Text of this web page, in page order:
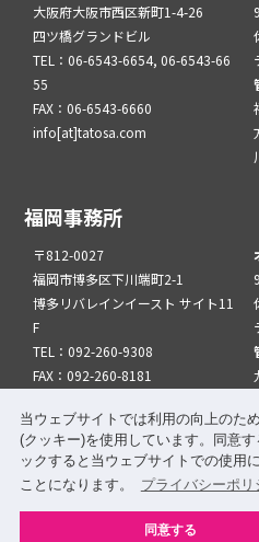
当ウェブサイトでは利用の向上のた
(クッキー)を使用しています。同意す
ックすると当ウェブサイトでの使用
ことになります。
プライバシーポリ
同意する
大阪府大阪市西区新町1-4-26
四ツ橋グランドビル
TEL：06-6543-6654, 06-6543-66
55
FAX：06-6543-6660
info[at]tatosa.com
福岡事務所
〒812-0027
福岡市博多区下川端町2-1
博多リバレインイースト サイト11
F
TEL：092-260-9308
FAX：092-260-8181
このサイトについて
サイトマップ
関係機関・